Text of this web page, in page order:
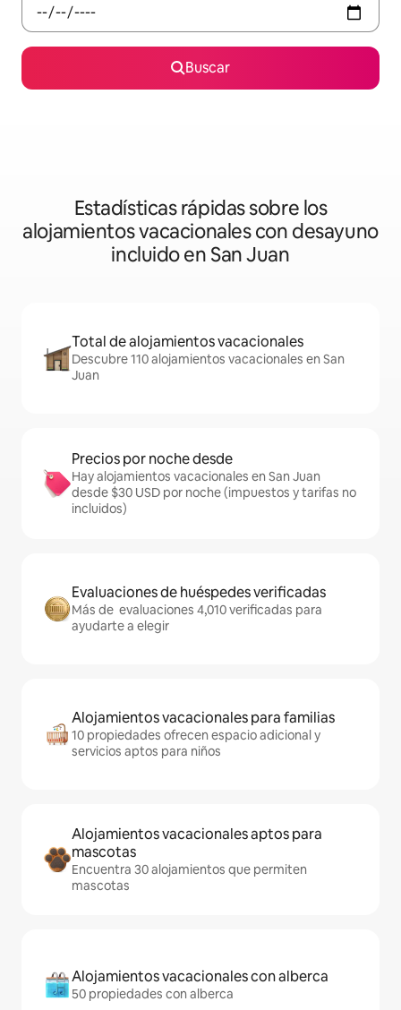
Buscar
Estadísticas rápidas sobre los
alojamientos vacacionales con desayuno
incluido en San Juan
Total de alojamientos vacacionales
Descubre 110 alojamientos vacacionales en San
Juan
Precios por noche desde
Hay alojamientos vacacionales en San Juan
desde $30 USD por noche (impuestos y tarifas no
incluidos)
Evaluaciones de huéspedes verificadas
Más de evaluaciones 4,010 verificadas para
ayudarte a elegir
Alojamientos vacacionales para familias
10 propiedades ofrecen espacio adicional y
servicios aptos para niños
Alojamientos vacacionales aptos para
mascotas
Encuentra 30 alojamientos que permiten
mascotas
Alojamientos vacacionales con alberca
50 propiedades con alberca